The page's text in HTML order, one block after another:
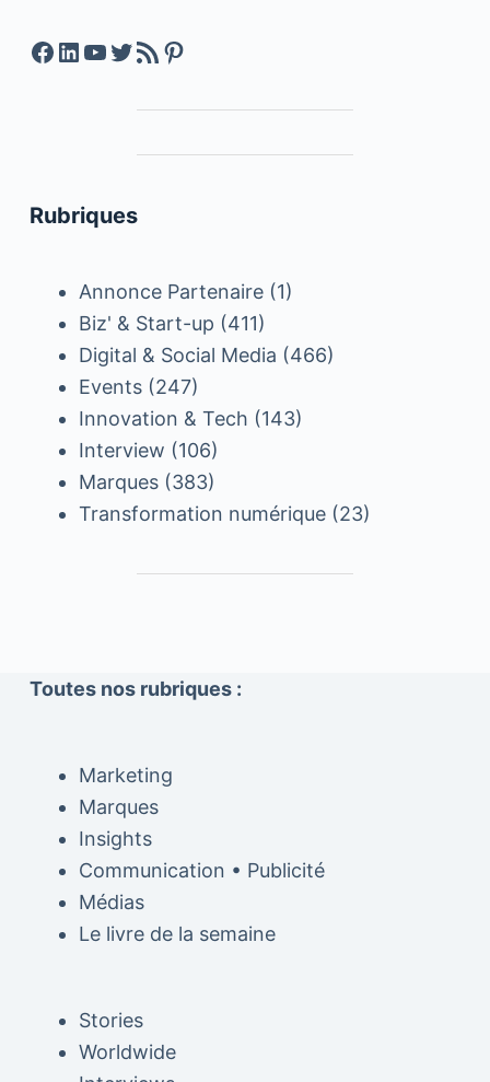
Facebook
LinkedIn
YouTube
Twitter
Feed RSSPinterest
Rubriques
Annonce Partenaire(1)
Biz' & Start-up (411)
Digital & Social Media (466)
Events(247)
Innovation & Tech (143)
Interview (106)
Marques(383)
Transformation numérique(23)
Toutes nos rubriques :
Marketing
Marques
Insights
Communication • Publicité
Médias
Le livre de la semaine
Stories
Worldwide